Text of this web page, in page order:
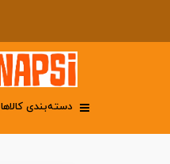
دسته‌بندی کالاها